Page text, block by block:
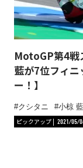
MotoGP第4戦
藍が7位フィ
ー！】
クシタニ 小椋 藍
ピックアップ
2021/05/